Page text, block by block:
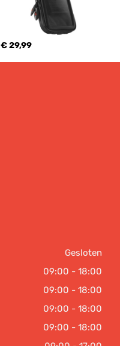
€ 29,99
Gesloten
09:00 - 18:00
09:00 - 18:00
09:00 - 18:00
09:00 - 18:00